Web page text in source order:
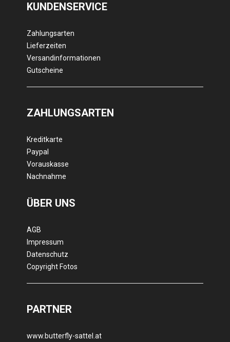
KUNDENSERVICE
Zahlungsarten
Lieferzeiten
Versandinformationen
Gutscheine
ZAHLUNGSARTEN
Kreditkarte
Paypal
Vorauskasse
Nachnahme
ÜBER UNS
AGB
Impressum
Datenschutz
Copyright Fotos
PARTNER
www.butterfly-sattel.at